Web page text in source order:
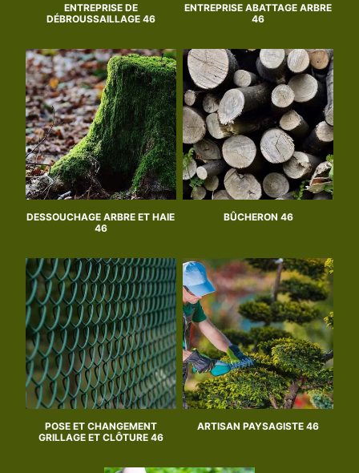
ENTREPRISE DE
DÉBROUSSAILLAGE 46
ENTREPRISE ABATTAGE ARBRE
46
DESSOUCHAGE ARBRE ET HAIE
46
BÛCHERON 46
POSE ET CHANGEMENT
GRILLAGE ET CLÔTURE 46
ARTISAN PAYSAGISTE 46